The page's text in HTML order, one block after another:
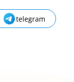
telegram